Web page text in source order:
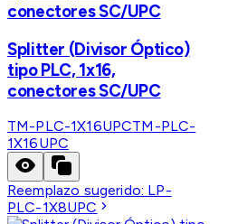
conectores SC/UPC
Splitter (Divisor Óptico)
tipo PLC, 1x16,
conectores SC/UPC
TM-PLC-1X16UPCTM-PLC-
1X16UPC
Reemplazo sugerido: LP-
PLC-1X8UPC